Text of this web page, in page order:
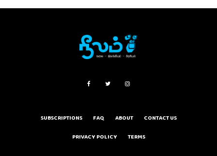
SUBSCRIPTIONS FAQ ABOUT CONTACT US
PRIVACY POLICY TERMS